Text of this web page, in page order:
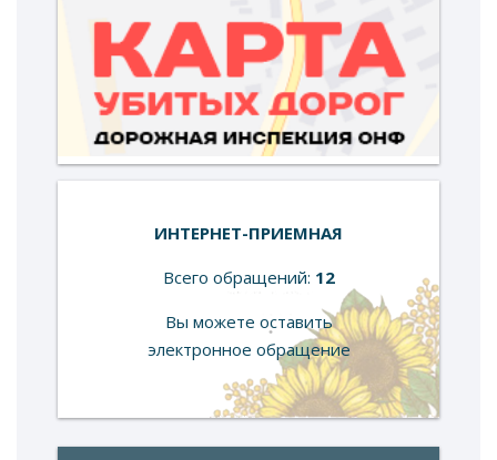
ИНТЕРНЕТ-ПРИЕМНАЯ
Всего обращений: 12
Вы можете оставить
электронное обращение